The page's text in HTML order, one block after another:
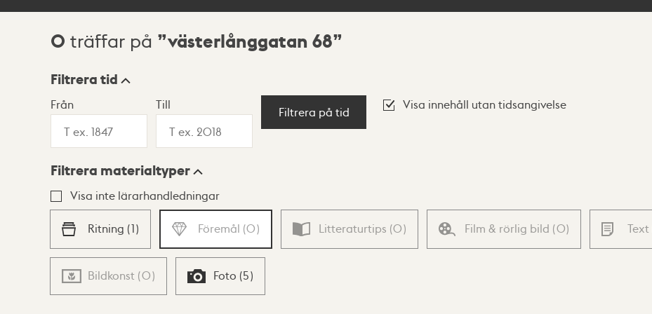
Sökresultat
0 träffar på västerlånggatan 68
Visningsläge
Lista Karta
Filtrera tid
Från Till
Filtrera på tid
Visa innehåll utan tidsangivelse
Filtrera materialtyper
Visa inte lärarhandledningar
Ritning (1) Föremål (0) Litteraturtips (0) Film & rörlig bild (0) Text
Bildkonst (0) Foto (5)